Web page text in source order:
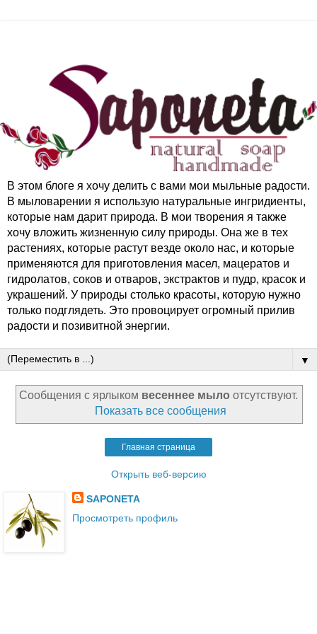
В этом блоге я хочу делить с вами мои мыльные радости.
В мыловарении я использую натуральные ингридиенты,
которые нам дарит природа. В мои творения я также
хочу вложить жизненную силу природы. Она же в тех
растениях, которые растут везде около нас, и которые
применяются для приготовления масел, мацератов и
гидролатов, соков и отваров, экстрактов и пудр, красок и
украшений. У природы столько красоты, которую нужно
только подглядеть. Это провоцирует огромный прилив
радости и позивитной энергии.
▼
Сообщения с ярлыком весеннее мыло отсутствуют.
Показать все сообщения
Главная страница
Открыть веб-версию
SAPONETA
Просмотреть профиль